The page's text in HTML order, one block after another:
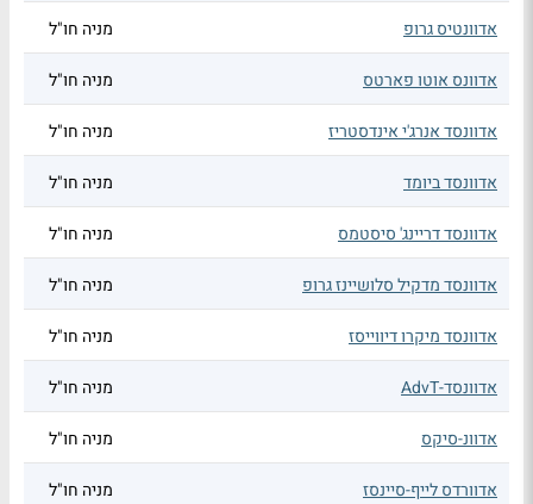
אדוונטיס גרופ מניה חו"ל
אדוונס אוטו פארטס מניה חו"ל
אדוונסד אנרג'י אינדסטריז מניה חו"ל
אדוונסד ביומד מניה חו"ל
אדוונסד דריינג' סיסטמס מניה חו"ל
אדוונסד מדקיל סלושיינז גרופ מניה חו"ל
אדוונסד מיקרו דיווייסז מניה חו"ל
אדוונסד-AdvT מניה חו"ל
אדוונ-סיקס מניה חו"ל
אדוורדס לייף-סיינסז מניה חו"ל